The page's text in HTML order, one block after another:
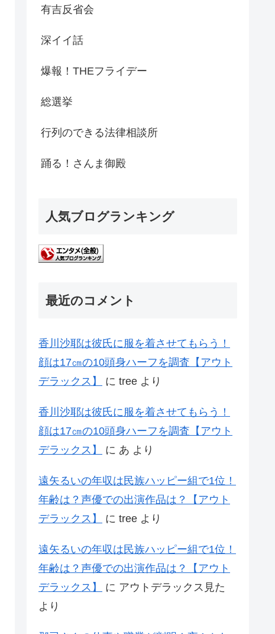
有吉反省会
深イイ話
爆報！THEフライデー
総選挙
行列のできる法律相談所
踊る！さんま御殿
人気ブログランキング
最近のコメント
香川沙耶は彼氏に服を着させてもらう！
顔は17㎝の10頭身ハーフを調査【アウト
デラックス】
に tree より
香川沙耶は彼氏に服を着させてもらう！
顔は17㎝の10頭身ハーフを調査【アウト
デラックス】
に あ より
遠矢るいの年収は民族ハッピー組で1位！
年齢は？声優での出演作品は？【アウト
デラックス】
に tree より
遠矢るいの年収は民族ハッピー組で1位！
年齢は？声優での出演作品は？【アウト
デラックス】
に アウトデラックス見た
より